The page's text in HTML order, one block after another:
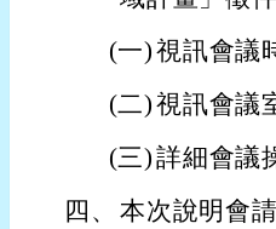
(一)視訊會議
(二)視訊會議
(三)詳細會議
四、 本次說明會